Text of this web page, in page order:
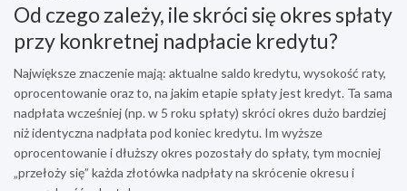
Od czego zależy, ile skróci się okres spłaty
przy konkretnej nadpłacie kredytu?
Największe znaczenie mają: aktualne saldo kredytu, wysokość raty,
oprocentowanie oraz to, na jakim etapie spłaty jest kredyt. Ta sama
nadpłata wcześniej (np. w 5 roku spłaty) skróci okres dużo bardziej
niż identyczna nadpłata pod koniec kredytu. Im wyższe
oprocentowanie i dłuższy okres pozostały do spłaty, tym mocniej
„przełoży się” każda złotówka nadpłaty na skrócenie okresu i